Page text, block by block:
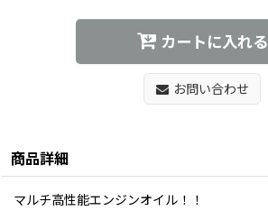
カートに入れる
お問い合わせ
商品詳細
マルチ高性能エンジンオイル！！